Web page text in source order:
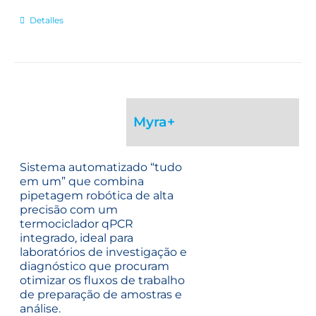
Detalles
Myra+
Sistema automatizado “tudo
em um” que combina
pipetagem robótica de alta
precisão com um
termociclador qPCR
integrado, ideal para
laboratórios de investigação e
diagnóstico que procuram
otimizar os fluxos de trabalho
de preparação de amostras e
análise.